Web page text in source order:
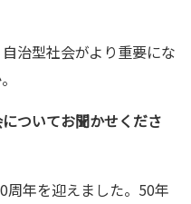
治型社会がより重要にな
についてお聞かせくださ
周年を迎えました。50年